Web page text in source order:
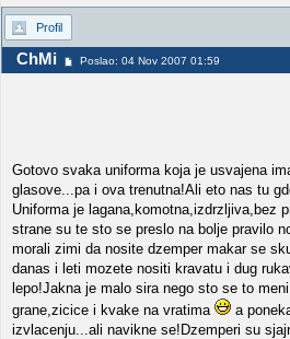
Profil
ChMi Poslao: 04 Nov 2007 01:59
Gotovo svaka uniforma koja je usvajena
glasove...pa i ova trenutna!Ali eto nas tu
Uniforma je lagana,komotna,izdrzljiva,bez
strane su te sto se preslo na bolje pravilo
morali zimi da nosite dzemper makar se
danas i leti mozete nositi kravatu i dug
lepo!Jakna je malo sira nego sto se to
grane,zicice i kvake na vratima
a
izvlacenju...ali navikne se!Dzemperi su